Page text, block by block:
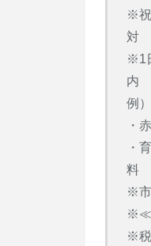
※祝
対
※1
内
例
・
・
料
※市
※≪
※